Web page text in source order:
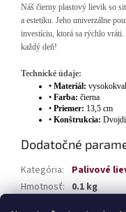
Náš čierny plastový lievik so
a estetiku. Jeho univerzálne
investíciu, ktorá sa rýchlo
každý deň!
Technické údaje:
• Materiál:
• Farba: čierna
• Priemer: 13,5 cm
• Konštrukcia:
Dodatočné
Kategória:
Palivové
Hmotnosť: 0.1 kg